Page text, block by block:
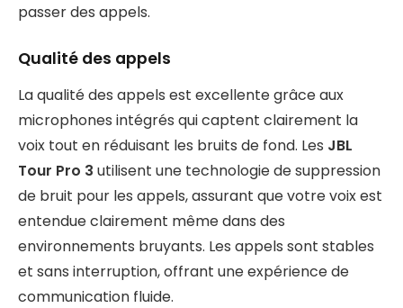
passer des appels.
Qualité des appels
La qualité des appels est excellente grâce aux
microphones intégrés qui captent clairement la
voix tout en réduisant les bruits de fond. Les JBL
Tour Pro 3 utilisent une technologie de suppression
de bruit pour les appels, assurant que votre voix est
entendue clairement même dans des
environnements bruyants. Les appels sont stables
et sans interruption, offrant une expérience de
communication fluide.